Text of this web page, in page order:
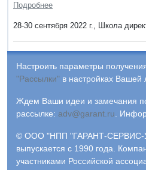
Подробнее
28-30 сентября 2022 г., Школа
Настроить параметры
"Рассылки" в настройках Вашей
Ждем Ваши идеи и замечания
рассылке: adv@garant.ru.
© ООО "НПП "ГАРАНТ-СЕРВИС-
выпускается с 1990 года.
участниками Российской